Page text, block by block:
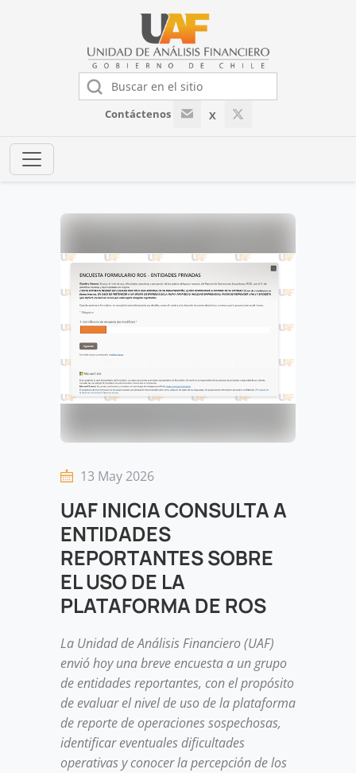
Contáctenos X
13 May 2026
UAF INICIA CONSULTA A
ENTIDADES
REPORTANTES SOBRE
EL USO DE LA
PLATAFORMA DE ROS
La Unidad de Análisis Financiero (UAF)
envió hoy una breve encuesta a un grupo
de entidades reportantes, con el propósito
de evaluar el nivel de uso de la plataforma
de reporte de operaciones sospechosas,
identificar eventuales dificultades
operativas y conocer la percepción de los